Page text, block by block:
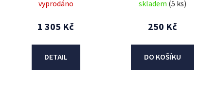
vyprodáno
1 305 Kč
DETAIL
skladem (5 ks)
250 Kč
DO KOŠÍKU